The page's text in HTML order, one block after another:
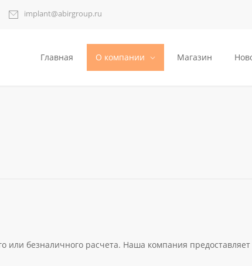
implant@abirgroup.ru
Главная О компании Магазин
или безналичного расчета. Наша компания